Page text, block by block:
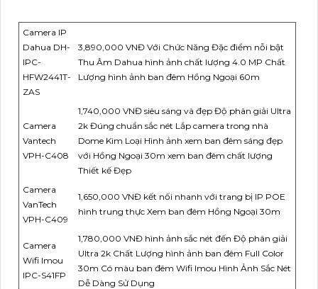
Camera IP
Dahua DH-
IPC-
HFW2441T-
ZAS
3,890,000 VNĐ Với Chức Năng Đặc điểm nỗi bật
Thu Âm Dahua hình ảnh chất lượng 4.0 MP Chất
Lượng hình ảnh ban đêm Hồng Ngoại 60m
Camera
Vantech
VPH-C408
1,740,000 VNĐ siêu sáng và đẹp Độ phân giải Ultra
2k Đúng chuẩn sắc nét Lắp camera trong nhà
Dome Kim Loại Hình ảnh xem ban đêm sáng đẹp
với Hồng Ngoại 30m xem ban đêm chất lượng
Thiết kế Đẹp
Camera
VanTech
VPH-C409
1,650,000 VNĐ kết nối nhanh với trang bị IP POE
hình trung thực Xem ban đêm Hồng Ngoại 30m
Camera
Wifi Imou
IPC-S41FP
1,780,000 VNĐ hình ảnh sắc nét đến Độ phân giải
Ultra 2k Chất Lượng hình ảnh ban đêm Full Color
30m Có màu ban đêm Wifi Imou Hình Ảnh Sắc Nét
Dễ Dàng Sử Dụng